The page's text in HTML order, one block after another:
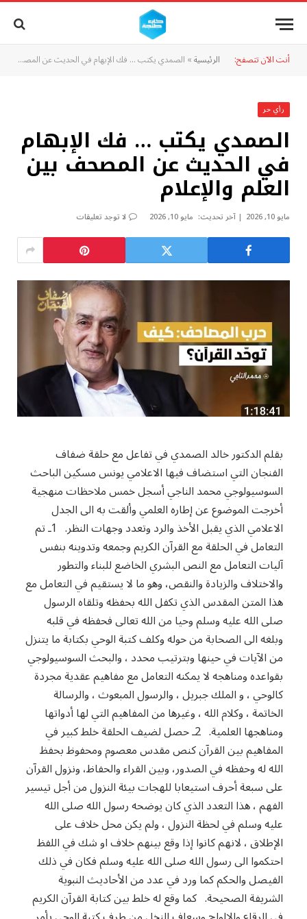
أنت الآن تتصفح: الرئيسية» الصمدي يكتب … فك الإبهام في الحديث عن المصحف بين العلم والإعلام
رأي حر
الصمدي يكتب … فك الإبهام
في الحديث عن المصحف بين
العلم والإعلام
مايو 10, 2026 آخر تحديث: مايو 10, 2026 لا توجد تعليقات
بقلم الدكتور خالد الصمدي في تفاعل مع حلقة ضفاف
الفنجان التي استضاف فيها الاعلامي يونس مسكين الباحث
السوسيولوجي محمد الناجي أسجل خمس ملاحظات منهجية
أخرجت الموضوع عن إطاره العلمي وألقت به الى الجدل
الاعلامي الذي يقبل الأخذ والرد وتعدد وجهات النظر. 1ـ تم
التعامل في الحلقة مع القرآن الكريم وجمعه وتدوينه بنفس
آليات التعامل مع النص البشري الخاضع للبناء والتطور
والاختلاف والزيادة والنقص، وهو ما لا يستقيم في التعامل مع
هذا المتن المقدس الذي تكفل الله بحفظه وتلقاه الرسول
صلى الله عليه وسلم وحيا من الله تعالى فحفظه في قلبه
وبلغه الى الصحابة من حوله وكلف كتبة الوحي بكتابة ما يتنزل
من الآيات في حينها وبترتيب محدد ، والبحث السوسيولوجي
بقواعده ومناهجه لا يمكنه التعامل مع مفاهيم عقدية مجردة
كالوحي ، و الملك جبريل ، والرسول المبعوث ، والرسالة
الخاتمة ، وكلام الله ، وغيرها من المفاهيم التي لها أدواتها
ومناهجها العلمية. 2ـ حصل لضيف الحلقة خلط كبير في
المفاهيم بين القرآن كنص مقدس معصوم ومحفوظ بحفظ
الله له وحفظه في الصدور، وبين القراء والحفاظ، ونزول القرآن
على سبعة أحرف استيعابا للهجات بيئة النزول من أجل تيسير
الفهم ، هذا التعدد الذي كان يوضحه رسول الله صلى الله
عليه وسلم في لحظة النزول ، ولم يكن محل خلاف على
الإطلاق ، لانهم كانوا إذا وقع بينهم خلاف او شك في اللفظ
احتكموا الى رسول الله صلى الله عليه وسلم فكان في ذلك
الفيصل والحكم كما ورد في عدد من الأحاديث النبوية
الشريفة الصحيحة. كما وقع له خلط بين كتابة القرآن الكريم